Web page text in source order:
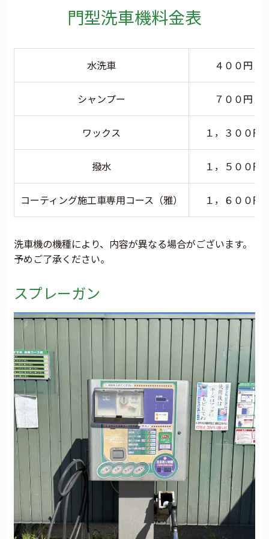
門型洗車機料金表
水洗車 ４００円
シャンプー ７００円
ワックス １，３００円
撥水 １，５００円
コーティング施工車専用コース（雅） １，６００円
洗車機の機種により、内容が異なる場合がございます。
予めご了承ください。
スプレーガン